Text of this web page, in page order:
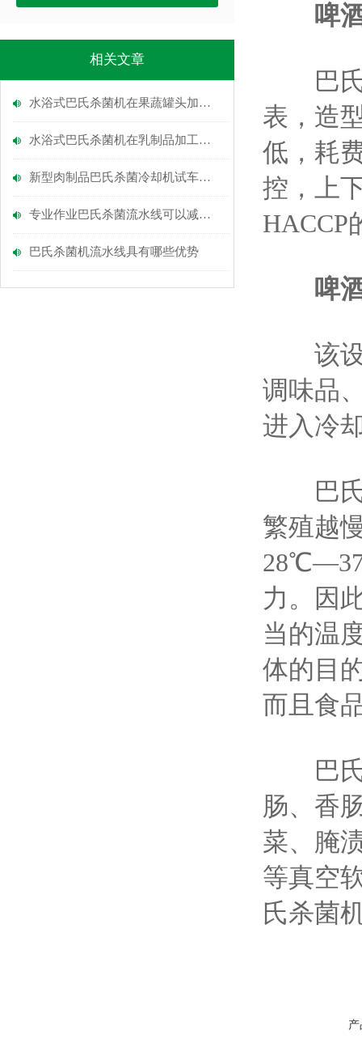
相关文章
水浴式巴氏杀菌机在果蔬罐头加工中的关键作用
水浴式巴氏杀菌机在乳制品加工中的应用
新型肉制品巴氏杀菌冷却机试车成功
专业作业巴氏杀菌流水线可以减少事故
巴氏杀菌机流水线具有哪些优势
啤
巴氏
表，造
低，耗
控，上
HACCP
啤
该设
调味品
进入冷
巴氏
繁殖越
力。因
当的温
体的目
而且食
巴氏
肠、香
菜、腌
等真空
氏杀菌